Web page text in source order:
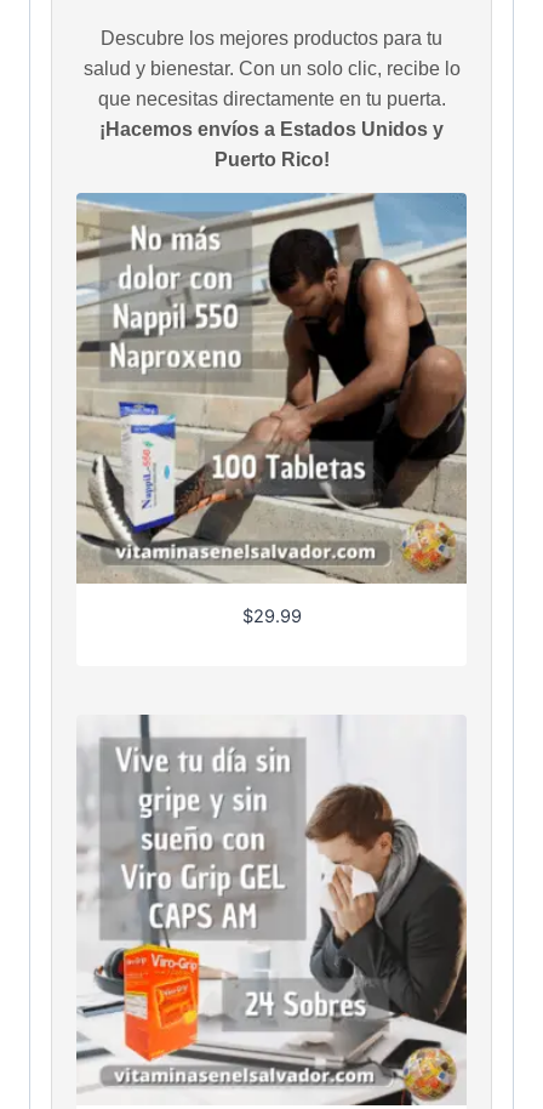
Descubre los mejores productos para tu
salud y bienestar. Con un solo clic, recibe lo
que necesitas directamente en tu puerta.
¡Hacemos envíos a Estados Unidos y
Puerto Rico!
$29.99